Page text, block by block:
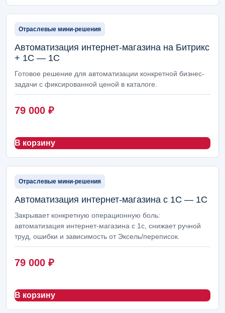
Отраслевые мини-решения
Автоматизация интернет-магазина на Битрикс
+ 1С — 1С
Готовое решение для автоматизации конкретной бизнес-
задачи с фиксированной ценой в каталоге.
79 000 ₽
В корзину
Отраслевые мини-решения
Автоматизация интернет-магазина с 1С — 1С
Закрывает конкретную операционную боль:
автоматизация интернет-магазина с 1с, снижает ручной
труд, ошибки и зависимость от Эксель/переписок.
79 000 ₽
В корзину